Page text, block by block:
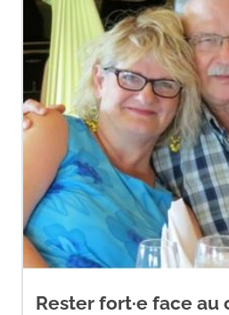
Rester fort·e face au